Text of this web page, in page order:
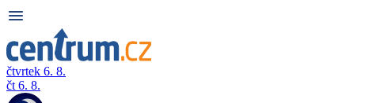
čtvrtek 6. 8.
čt 6. 8.